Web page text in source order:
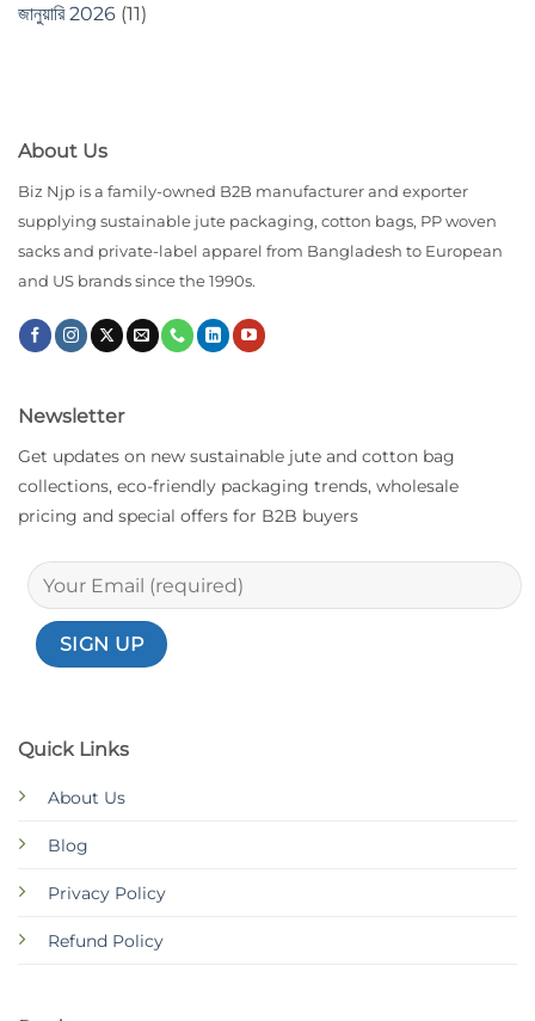
জানুয়ারি 2026 (11)
About Us
Biz Njp is a family-owned B2B manufacturer and exporter
supplying sustainable jute packaging, cotton bags, PP woven
sacks and private-label apparel from Bangladesh to European
and US brands since the 1990s.
Quick Links
About Us
Blog
Privacy Policy
Refund Policy
Newsletter
Get updates on new sustainable jute and cotton bag
collections, eco-friendly packaging trends, wholesale
pricing and special offers for B2B buyers